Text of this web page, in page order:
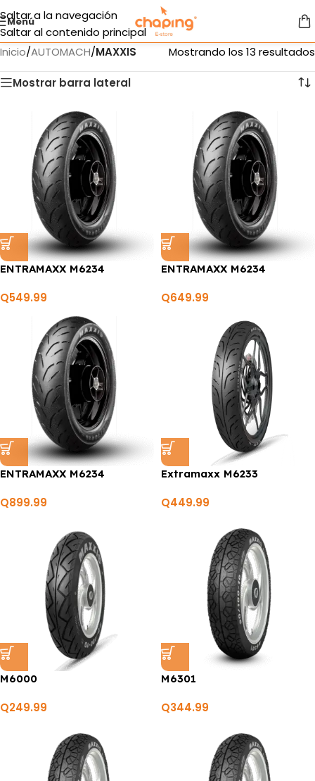
Saltar a la navegación
Saltar al contenido principal
Menú
Inicio/AUTOMACH/MAXXIS Mostrando los 13 resultados
Mostrar barra lateral
ENTRAMAXX M6234
Q549.99
ENTRAMAXX M6234
Q649.99
ENTRAMAXX M6234
Q899.99
Extramaxx M6233
Q449.99
M6000
Q249.99
M6301
Q344.99